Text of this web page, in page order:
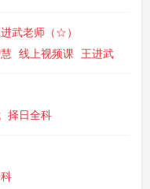
武老师（☆）
线上视频课 王进武
择日全科